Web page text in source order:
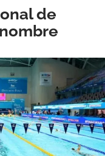
de